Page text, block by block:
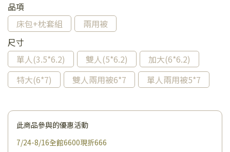
品項
床包+枕套組
兩用被
尺寸
單人(3.5*6.2)
雙人(5*6.2)
加大(6*6.2)
特大(6*7)
雙人兩用被6*7 單人兩用被5*7
此商品參與的優惠活動
7/24-8/16全館6600現折666